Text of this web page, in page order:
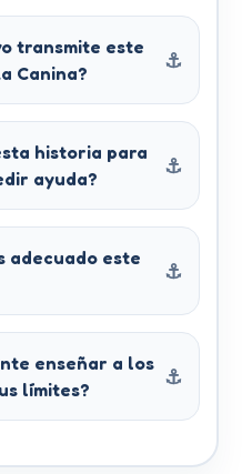
transmite este
Canina?
historia para
ayuda?
adecuado este
enseñar a los
límites?